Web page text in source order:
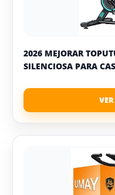
2026 MEJORAR
SILENCIOSA PARA